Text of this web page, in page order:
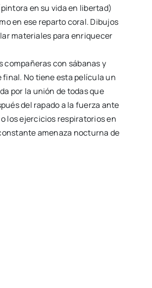
en su vida en libertad)
en ese reparto coral. Dibujos
materiales para enriquecer
compañeras con sábanas y
No tiene esta película un
por la unión de todas que
del rapado a la fuerza ante
los ejercicios respiratorios en
amenaza nocturna de